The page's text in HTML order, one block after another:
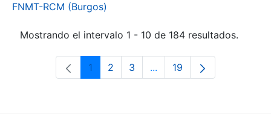
FNMT-RCM (Burgos)
Mostrando el intervalo 1 - 10 de 184 resultados.
Página
1 Página
2 Página
3 ...Páginas intermedias Use
Página
19